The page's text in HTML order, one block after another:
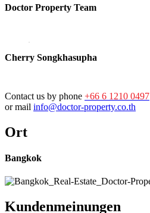
Doctor Property Team
Cherry Songkhasupha
Contact us by phone +66 6 1210 0497
or mail info@doctor-property.co.th
Ort
Bangkok
Kundenmeinungen